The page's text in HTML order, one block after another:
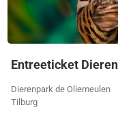
Entreeticket
Dierenpark de Oliemeulen
Tilburg